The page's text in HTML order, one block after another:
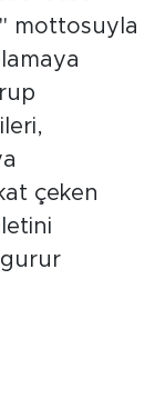
mottosuyla
çeken